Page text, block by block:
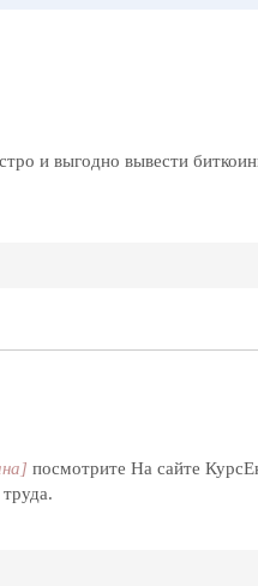
и выгодно вывести
посмотрите На сайте